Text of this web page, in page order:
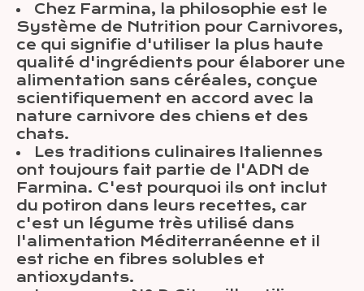
Chez Farmina, la philosophie est le
Système de Nutrition pour Carnivores,
ce qui signifie d'utiliser la plus haute
qualité d'ingrédients pour élaborer une
alimentation sans céréales, conçue
scientifiquement en accord avec la
nature carnivore des chiens et des
chats.
Les traditions culinaires Italiennes
ont toujours fait partie de l'ADN de
Farmina. C'est pourquoi ils ont inclut
du potiron dans leurs recettes, car
c'est un légume très utilisé dans
l'alimentation Méditerranéenne et il
est riche en fibres solubles et
antioxydants.